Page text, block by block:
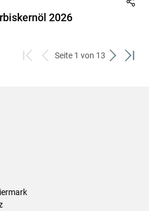
2026
zum
zurück
Seite 1 von 13
weiterzum